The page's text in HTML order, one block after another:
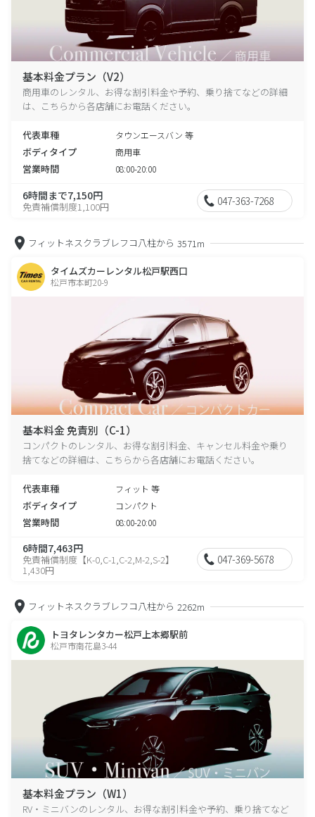
基本料金プラン（V2）
商用車のレンタル、お得な割引料金や予約、乗り捨てなどの詳細
は、こちらから各店舗にお電話ください。
代表車種 タウンエースバン 等
ボディタイプ 商用車
営業時間 08:00-20:00
6時間まで7,150円
免責補償制度1,100円 047-363-7268
フィットネスクラブレフコ八柱から 3571m
タイムズカーレンタル松戸駅西口
松戸市本町20-9
基本料金 免責別（C-1）
コンパクトのレンタル、お得な割引料金、キャンセル料金や乗り
捨てなどの詳細は、こちらから各店舗にお電話ください。
代表車種 フィット 等
ボディタイプ コンパクト
営業時間 08:00-20:00
6時間7,463円
免責補償制度【K-0,C-1,C-2,M-2,S-2】
1,430円
047-369-5678
フィットネスクラブレフコ八柱から 2262m
トヨタレンタカー松戸上本郷駅前
松戸市南花島3-44
基本料金プラン（W1）
RV・ミニバンのレンタル、お得な割引料金や予約、乗り捨てなど